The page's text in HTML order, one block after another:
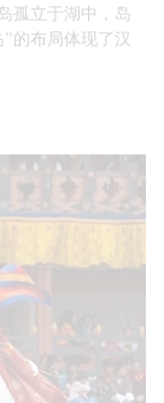
孤立于湖中，岛
的布局体现了汉